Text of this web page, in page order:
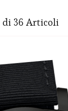
di 36 Articoli